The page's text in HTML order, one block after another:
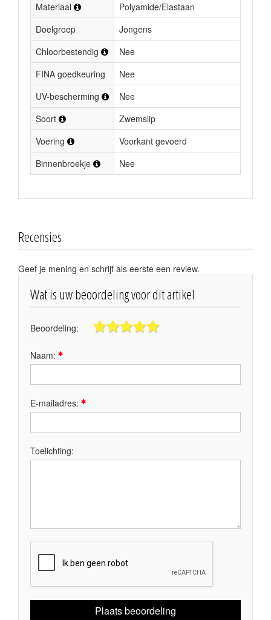
Materiaal
Polyamide/Elastaan
Doelgroep
Jongens
Chloorbestendig
Nee
FINA goedkeuring
Nee
UV-bescherming
Nee
Soort
Zwemslip
Voering
Voorkant gevoerd
Binnenbroekje
Nee
Recensies
Geef je mening en schrijf als eerste een review.
Wat is uw beoordeling voor dit artikel
Beoordeling:
Naam:
E-mailadres:
Toelichting:
Plaats beoordeling